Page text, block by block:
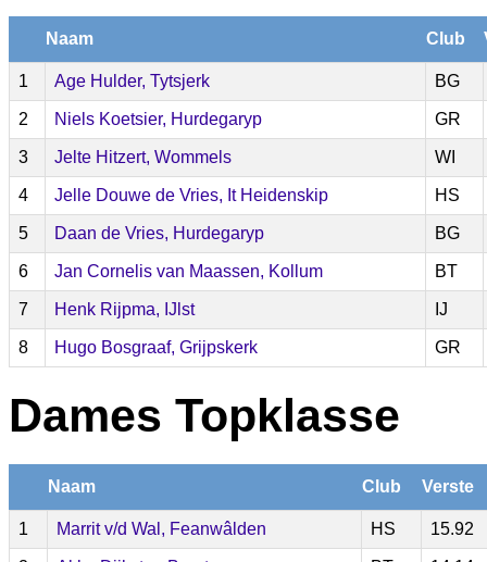
Naam Club
1 Age Hulder, Tytsjerk BG
2 Niels Koetsier, Hurdegaryp GR
3 Jelte Hitzert, Wommels WI
4 Jelle Douwe de Vries, It Heidenskip HS
5 Daan de Vries, Hurdegaryp BG
6 Jan Cornelis van Maassen, Kollum BT
7 Henk Rijpma, IJlst IJ
8 Hugo Bosgraaf, Grijpskerk GR
Dames Topklasse
Naam Club Verste
1 Marrit v/d Wal, Feanwâlden HS 15.92